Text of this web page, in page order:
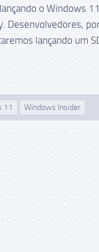
o Windows
Desenvolvedores,
lançando um
11 Windows Insider